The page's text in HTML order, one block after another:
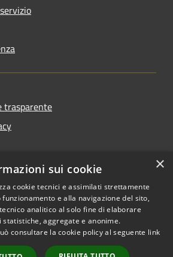
trasparente
Copyright © 2026 • Comune di
Treviolo • Powered by
Municipium• Accesso
×
sui cookie
cookie tecnici e assimilati strettamente
e alla navigazione del sito,
analitico al solo fine di elaborare
statistiche, aggregate e anonime.
consultare la cookie policy al seguente link